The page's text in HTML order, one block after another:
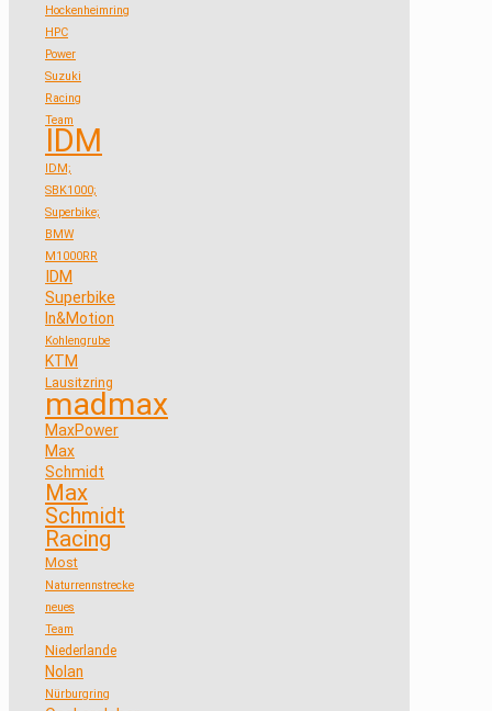
Hockenheimring
HPC
Power
Suzuki
Racing
Team
IDM
IDM;
SBK1000;
Superbike;
BMW
M1000RR
IDM
Superbike
In&Motion
Kohlengrube
KTM
Lausitzring
madmax
MaxPower
Max
Schmidt
Max
Schmidt
Racing
Most
Naturrennstrecke
neues
Team
Niederlande
Nolan
Nürburgring